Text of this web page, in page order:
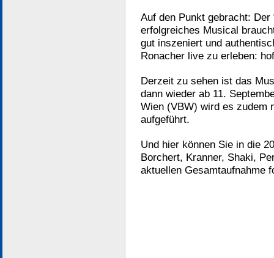
Auf den Punkt gebracht: Der
erfolgreiches Musical
gut inszeniert und
Ronacher live zu erleben:
Derzeit zu sehen ist das
dann wieder ab 11.
Wien (VBW) wird es zudem
aufgeführt.
Und hier können Sie in die
Borchert, Kranner, Shaki,
aktuellen Gesamtaufnahme